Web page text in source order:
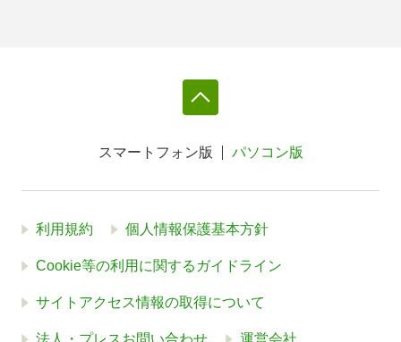
スマートフォン版 パソコン版
利用規約 個人情報保護基本方針
Cookie等の利用に関するガイドライン
サイトアクセス情報の取得について
法人・プレスお問い合わせ 運営会社